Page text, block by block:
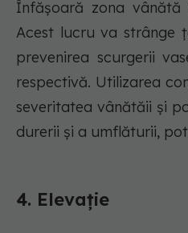
Înfășoară zona vânătă
Acest lucru va strânge
prevenirea scurgerii
respectivă. Utilizarea
severitatea vânătăii și
durerii și a umflăturii,
4. Elevație